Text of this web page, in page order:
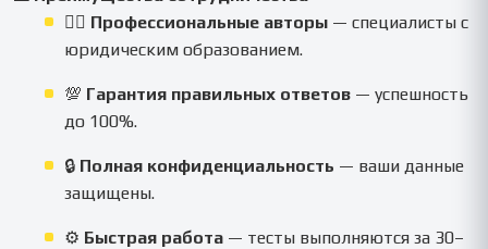
👨‍⚖️ Профессиональные авторы — специалисты с
юридическим образованием.
💯 Гарантия правильных ответов — успешность
до 100%.
🔒 Полная конфиденциальность — ваши данные
защищены.
⚙️ Быстрая работа — тесты выполняются за 30–